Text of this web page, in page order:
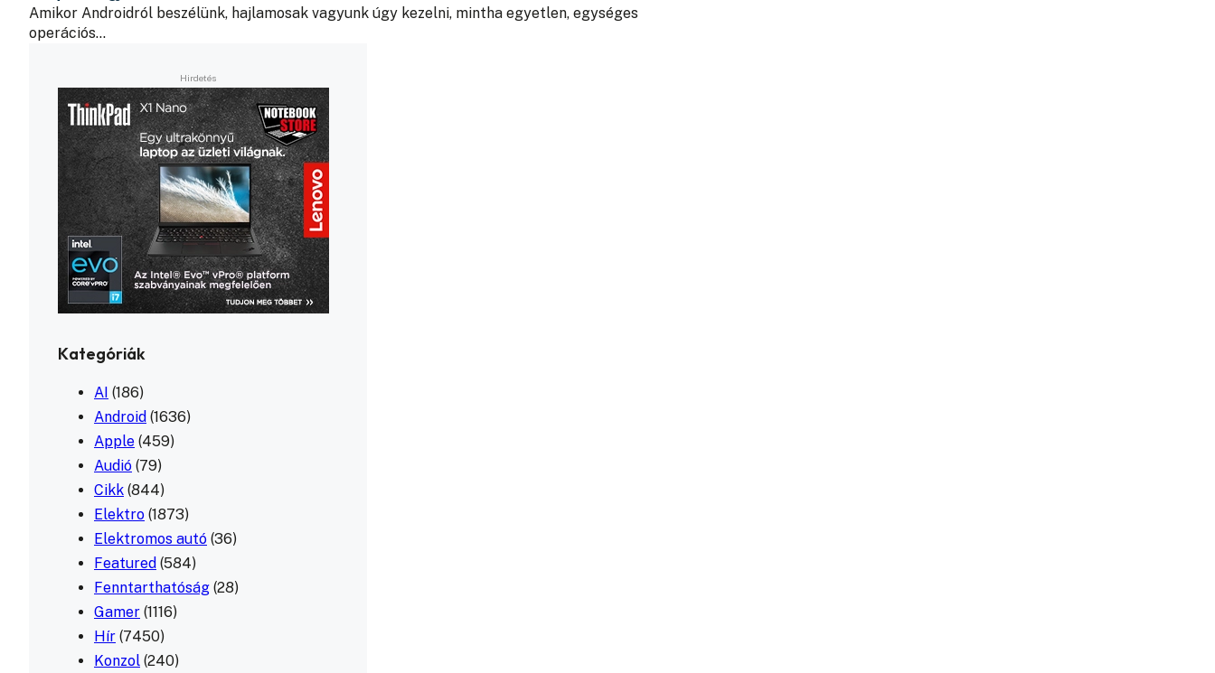
Amikor Androidról beszélünk, hajlamosak vagyunk úgy kezelni, mintha egyetlen, egységes
operációs…
Kategóriák
AI (186)
Android (1636)
Apple (459)
Audió (79)
Cikk (844)
Elektro (1873)
Elektromos autó (36)
Featured (584)
Fenntarthatóság (28)
Gamer (1116)
Hír (7450)
Konzol (240)